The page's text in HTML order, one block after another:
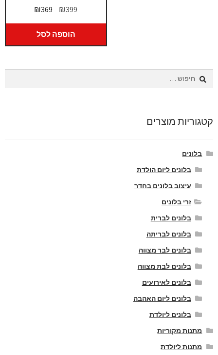
₪399
המחיר
המקורי
היה:
₪399.
₪369
המחיר
הנוכחי
₪369.
הוספה לסל
חיפוש:
קטגוריות מוצרים
בלונים
בלונים ליום הולדת
עיצוב בלונים בחדר
זרי בלונים
בלונים לברית
בלונים לבריתה
בלונים לבר מצווה
בלונים לבת מצווה
בלונים לאירועים
בלונים ליום האהבה
בלונים ליולדת
מתנות מקוריות
מתנות ליולדת